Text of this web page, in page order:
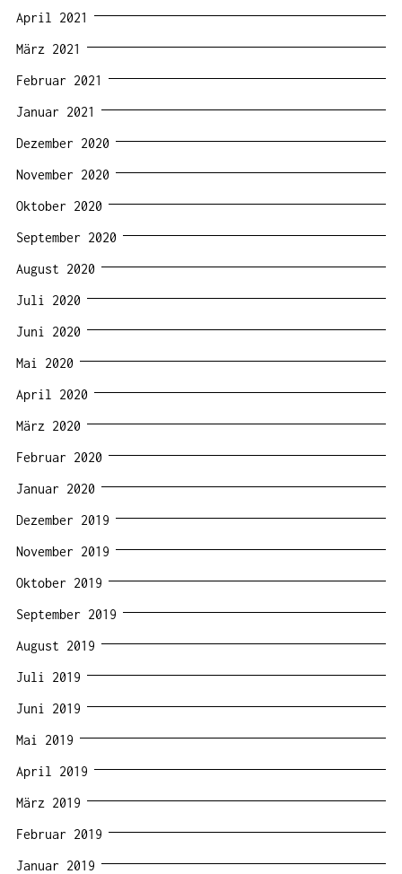
April 2021
März 2021
Februar 2021
Januar 2021
Dezember 2020
November 2020
Oktober 2020
September 2020
August 2020
Juli 2020
Juni 2020
Mai 2020
April 2020
März 2020
Februar 2020
Januar 2020
Dezember 2019
November 2019
Oktober 2019
September 2019
August 2019
Juli 2019
Juni 2019
Mai 2019
April 2019
März 2019
Februar 2019
Januar 2019